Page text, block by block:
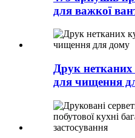
для важкої
Друк нетканих
для чищення